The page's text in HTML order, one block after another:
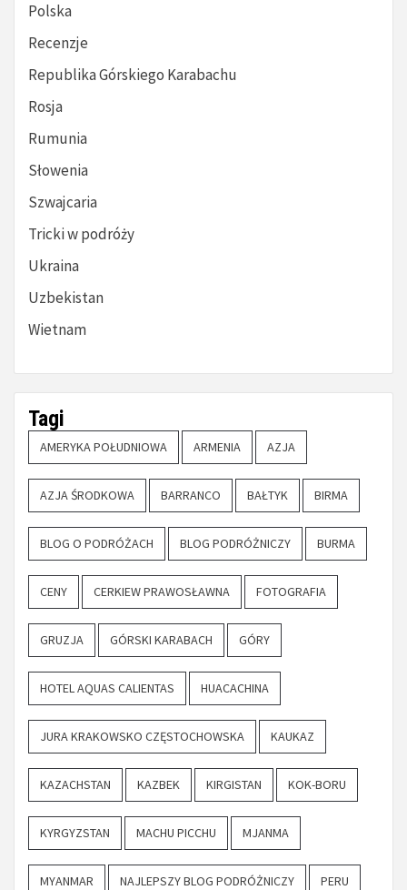
Polska
Recenzje
Republika Górskiego Karabachu
Rosja
Rumunia
Słowenia
Szwajcaria
Tricki w podróży
Ukraina
Uzbekistan
Wietnam
Tagi
AMERYKA POŁUDNIOWA ARMENIA AZJA
AZJA ŚRODKOWA BARRANCO BAŁTYK BIRMA
BLOG O PODRÓŻACH BLOG PODRÓŻNICZY BURMA
CENY CERKIEW PRAWOSŁAWNA FOTOGRAFIA
GRUZJA GÓRSKI KARABACH GÓRY
HOTEL AQUAS CALIENTAS HUACACHINA
JURA KRAKOWSKO CZĘSTOCHOWSKA KAUKAZ
KAZACHSTAN KAZBEK KIRGISTAN KOK-BORU
KYRGYZSTAN MACHU PICCHU MJANMA
MYANMAR NAJLEPSZY BLOG PODRÓŻNICZY PERU